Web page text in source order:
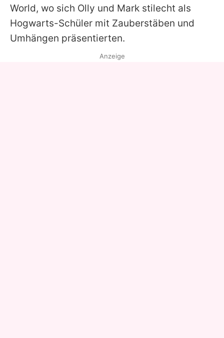
World, wo sich Olly und Mark stilecht als
Hogwarts-Schüler mit Zauberstäben und
Umhängen präsentierten.
Anzeige